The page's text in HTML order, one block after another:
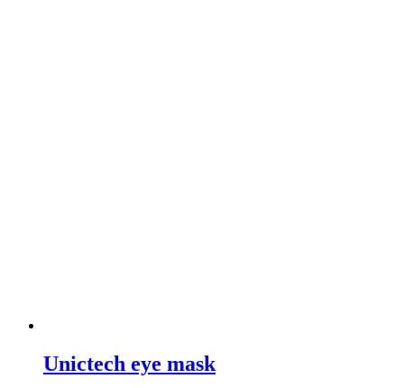
Unictech eye mask